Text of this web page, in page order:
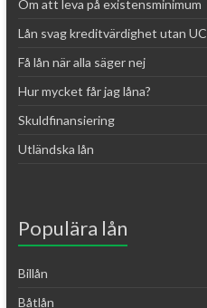
Om att leva på existensminimum
Lån svag kreditvärdighet utan UC
Få lån när alla säger nej
Hur mycket får jag låna?
Skuldfinansiering
Utländska lån
Populära lån
Billån
Båtlån